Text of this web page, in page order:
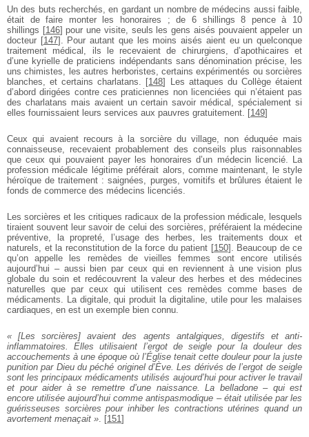
Un des buts recherchés, en gardant un nombre de médecins aussi faible,
était de faire monter les honoraires ; de 6 shillings 8 pence à 10
shillings [146] pour une visite, seuls les gens aisés pouvaient appeler un
docteur [147] . Pour autant que les moins aisés aient eu un quelconque
traitement médical, ils le recevaient de chirurgiens, d’apothicaires et
d’une kyrielle de praticiens indépendants sans dénomination précise, les
uns chimistes, les autres herboristes, certains expérimentés ou sorcières
blanches, et certains charlatans. [148]
Les attaques du Collège étaient
d’abord dirigées contre ces praticiennes non licenciées qui n’étaient pas
des charlatans mais avaient un certain savoir médical, spécialement si
elles fournissaient leurs services aux pauvres gratuitement. [149]
Ceux qui avaient recours à la sorcière du village, non éduquée mais
connaisseuse, recevaient probablement des conseils plus raisonnables
que ceux qui pouvaient payer les honoraires d’un médecin licencié. La
profession médicale légitime préférait alors, comme maintenant, le style
héroïque de traitement : saignées, purges, vomitifs et brûlures étaient le
fonds de commerce des médecins licenciés.
Les sorcières et les critiques radicaux de la profession médicale, lesquels
tiraient souvent leur savoir de celui des sorcières, préféraient la médecine
préventive, la propreté, l’usage des herbes, les traitements doux et
naturels, et la reconstitution de la force du patient [150] . Beaucoup de ce
qu’on appelle les remèdes de vieilles femmes sont encore utilisés
aujourd’hui – aussi bien par ceux qui en reviennent à une vision plus
globale du soin et redécouvrent la valeur des herbes et des médecines
naturelles que par ceux qui utilisent ces remèdes comme bases de
médicaments. La digitale, qui produit la digitaline, utile pour les malaises
cardiaques, en est un exemple bien connu.
« [Les sorcières] avaient des agents antalgiques, digestifs et anti-
inflammatoires. Elles utilisaient l’ergot de seigle pour la douleur des
accouchements à une époque où l’Église tenait cette douleur pour la juste
punition par Dieu du péché originel d’Ève. Les dérivés de l’ergot de seigle
sont les principaux médicaments utilisés aujourd’hui pour activer le travail
et pour aider à se remettre d’une naissance. La belladone – qui est
encore utilisée aujourd’hui comme antispasmodique – était utilisée par les
guérisseuses sorcières pour inhiber les contractions utérines quand un
avortement menaçait ». [151]